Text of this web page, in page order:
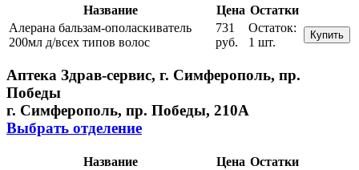
Название Цена Остатки
Алерана бальзам-ополаскиватель
200мл д/всех типов волос
731
руб.
Остаток:
1 шт.
Купить
Аптека Здрав-сервис, г. Симферополь, пр.
Победы
г. Симферополь, пр. Победы, 210A
Выбрать отделение
Название Цена Остатки